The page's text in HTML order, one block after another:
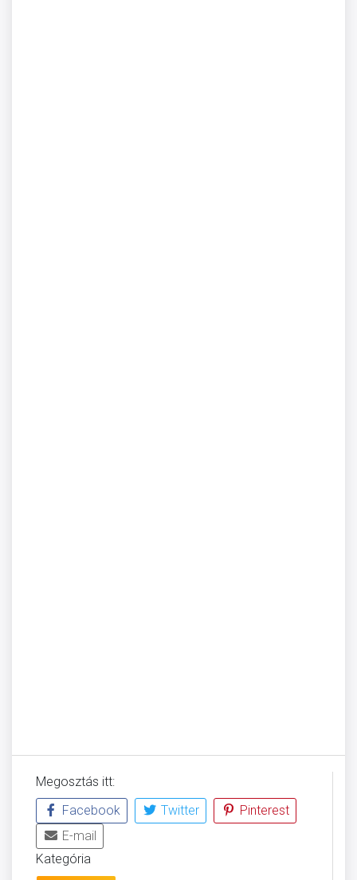
Megosztás itt:
Facebook
Twitter
Pinterest
E-mail
Kategória